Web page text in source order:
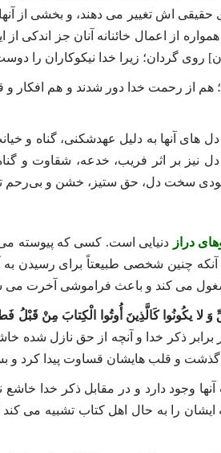
حقیقی‌ اش تغییر می‌ دهند، و بخشی از
از اعمال خائنانه آنان جز اندکی از
گردان؛ زیرا خدا نیکوکاران را
هم از رحمت خدا دور شدند و هم افکار
های آنها به دلیل عهدشکنی، گناه و
بر اثر فریب، خدعه، شقاوت و
سخت‌ دل، حق‌ ستیز، خشن و بی‌رحم
دراز دنیایی است. کسی که پیوسته می‌
آنکه چنین شخصی طبیعتاً برای
مشغول می‌ کند و باعث فراموشی آخرت می
لا یكُونُوا كَالَّذِینَ أُوتُوا الْكِتابَ مِنْ
ذکر خدا و آنچه از حق نازل شده
و قلب‌ هایشان قساوت پیدا کرد و
وجود دارد و در مقابل ذکر خدا
ایشان را به حال اهل کتاب تشبیه می‌